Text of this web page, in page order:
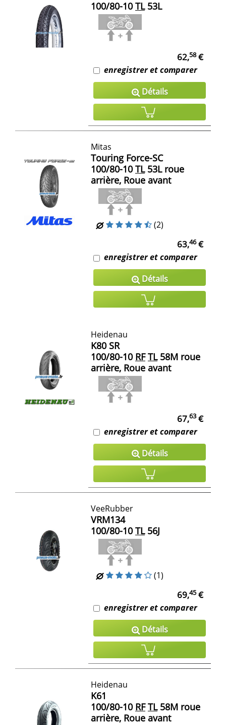
100/80-10 TL53L
62,58€
enregistrer et comparer
Détails
Mitas
Touring Force-SC
100/80-10 TL53L roue
arrière, Roue avant
(2)
63,46€
enregistrer et comparer
Détails
Heidenau
K80 SR
100/80-10 RF TL58M roue
arrière, Roue avant
67,63€
enregistrer et comparer
Détails
VeeRubber
VRM134
100/80-10 TL56J
(1)
69,45€
enregistrer et comparer
Détails
Heidenau
K61
100/80-10 RF TL58M roue
arrière, Roue avant